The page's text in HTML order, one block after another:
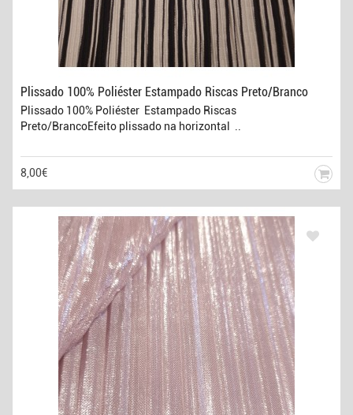
Plissado 100% Poliéster Estampado Riscas Preto/Branco
Plissado 100% Poliéster Estampado Riscas
Preto/BrancoEfeito plissado na horizontal ..
8,00€